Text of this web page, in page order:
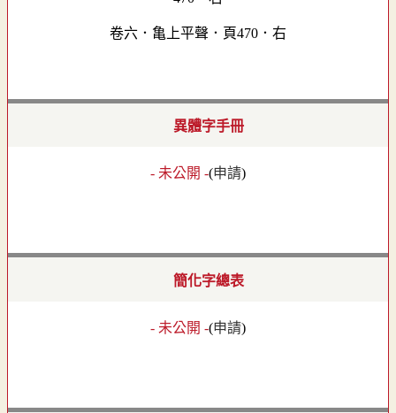
卷六．亀上平聲．頁470．右
異體字手冊
- 未公開 -(申請)
簡化字總表
- 未公開 -(申請)